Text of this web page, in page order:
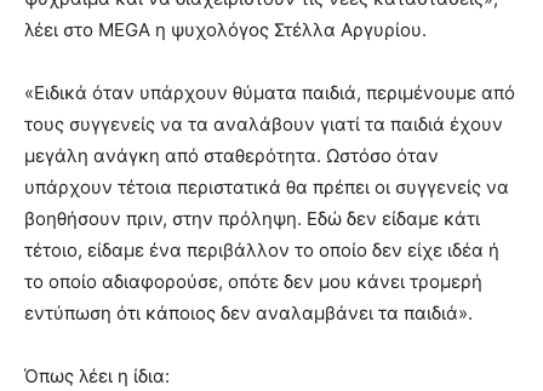
λέει στο MEGA η ψυχολόγος Στέλλα Αργυρίου.
«Ειδικά όταν υπάρχουν θύματα παιδιά, περιμένουμε από
τους συγγενείς να τα αναλάβουν γιατί τα παιδιά έχουν
μεγάλη ανάγκη από σταθερότητα. Ωστόσο όταν
υπάρχουν τέτοια περιστατικά θα πρέπει οι συγγενείς να
βοηθήσουν πριν, στην πρόληψη. Εδώ δεν είδαμε κάτι
τέτοιο, είδαμε ένα περιβάλλον το οποίο δεν είχε ιδέα ή
το οποίο αδιαφορούσε, οπότε δεν μου κάνει τρομερή
εντύπωση ότι κάποιος δεν αναλαμβάνει τα παιδιά».
Όπως λέει η ίδια: